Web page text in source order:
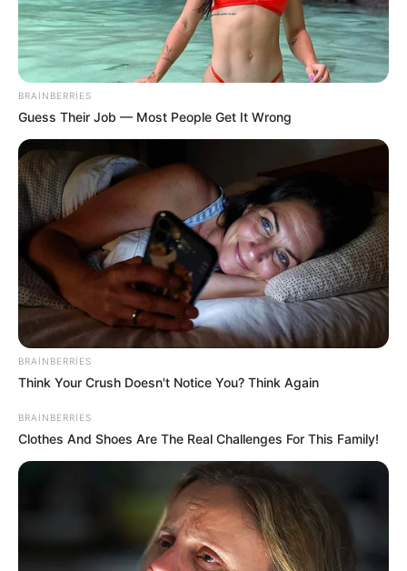
22:10 / 05 Avqust 2026 CƏMİYYƏT
Bakıda MƏSCİDYANIR
79
BRAINBERRIES
Guess Their Job — Most People Get It Wrong
BRAINBERRIES
Think Your Crush Doesn't Notice You? Think Again
BRAINBERRIES
Clothes And Shoes Are The Real Challenges For This Family!